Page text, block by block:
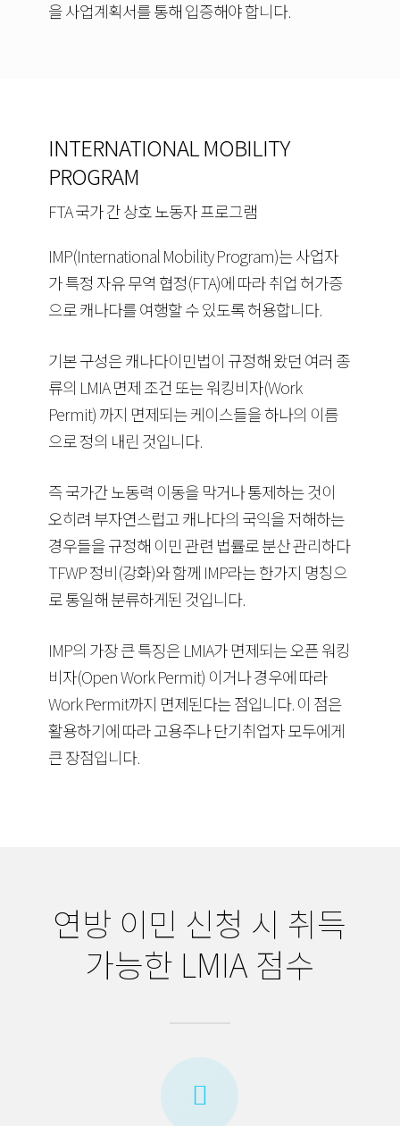
을 사업계획서를 통해 입증해야 합니다.
INTERNATIONAL MOBILITY
PROGRAM
FTA 국가 간 상호 노동자 프로그램
IMP(International Mobility Program)는 사업자
가 특정 자유 무역 협정(FTA)에 따라 취업 허가증
으로 캐나다를 여행할 수 있도록 허용합니다.
기본 구성은 캐나다이민법이 규정해 왔던 여러 종
류의 LMIA 면제 조건 또는 워킹비자(Work
Permit) 까지 면제되는 케이스들을 하나의 이름
으로 정의 내린 것입니다.
즉 국가간 노동력 이동을 막거나 통제하는 것이
오히려 부자연스럽고 캐나다의 국익을 저해하는
경우들을 규정해 이민 관련 법률로 분산 관리하다
TFWP 정비(강화)와 함께 IMP라는 한가지 명칭으
로 통일해 분류하게된 것입니다.
IMP의 가장 큰 특징은 LMIA가 면제되는 오픈 워킹
비자(Open Work Permit) 이거나 경우에 따라
Work Permit까지 면제된다는 점입니다. 이 점은
활용하기에 따라 고용주나 단기취업자 모두에게
큰 장점입니다.
연방 이민 신청 시 취득
가능한 LMIA 점수